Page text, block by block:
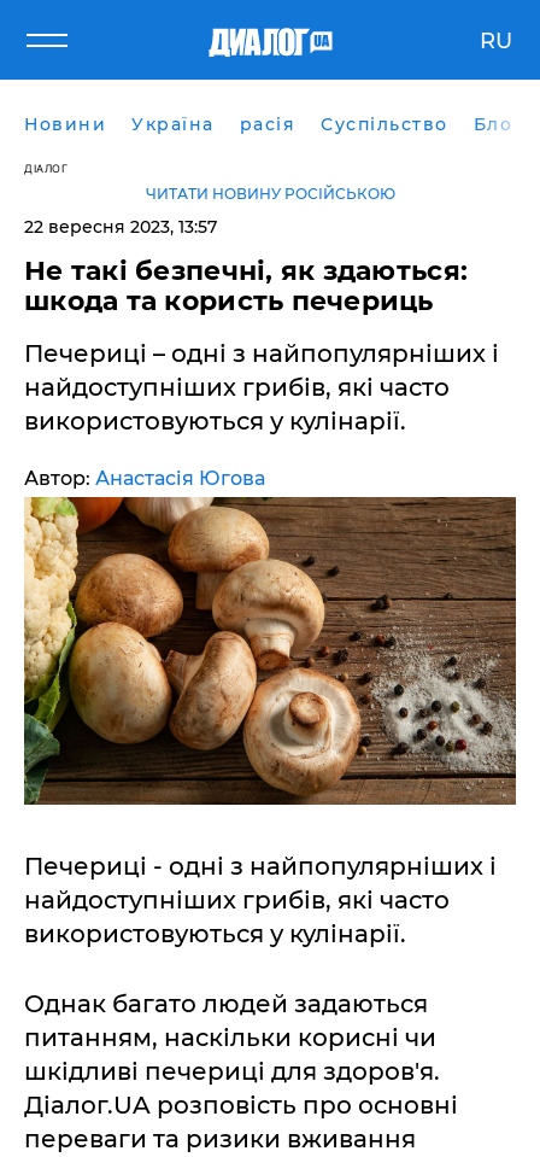
RU
Новини Україна расія Суспільство Блоги
ДІАЛОГ
ЧИТАТИ НОВИНУ РОСІЙСЬКОЮ
22 вересня 2023, 13:57
Не такі безпечні, як здаються:
шкода та користь печериць
Печериці – одні з найпопулярніших і
найдоступніших грибів, які часто
використовуються у кулінарії.
Автор: Анастасія Югова
Печериці - одні з найпопулярніших і
найдоступніших грибів, які часто
використовуються у кулінарії.
Однак багато людей задаються
питанням, наскільки корисні чи
шкідливі печериці для здоров'я.
Діалог.UA розповість про основні
переваги та ризики вживання